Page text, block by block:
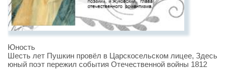
Юность
Шесть лет Пушкин провёл в Царскосельском лицее, Здесь
юный поэт пережил события Отечественной войны 1812